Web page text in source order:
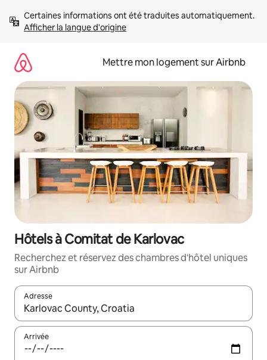
directement
Afficher la langue d'origine
Mettre mon logement sur Airbnb
Hôtels à Comitat de Karlovac
Recherchez et réservez des chambres d'hôtel uniques
sur Airbnb
Adresse
Lorsque les résultats s'affichent, utilisez les flèches vers le
Arrivée